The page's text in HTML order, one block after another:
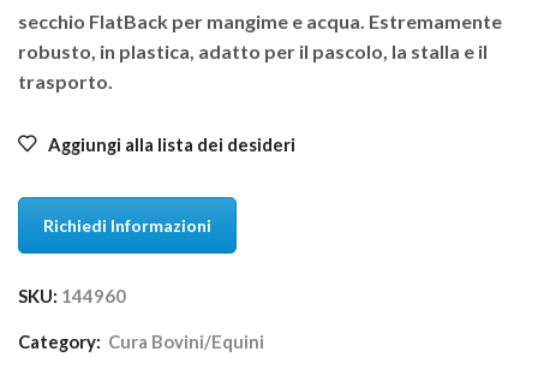
secchio FlatBack per mangime e acqua. Estremamente
robusto, in plastica, adatto per il pascolo, la stalla e il
trasporto.
Aggiungi alla lista dei desideri
Richiedi Informazioni
SKU: 144960
Category: Cura Bovini/Equini